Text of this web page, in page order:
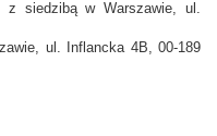
siedzibą w Warszawie, ul.
ul. Inflancka 4B, 00-189